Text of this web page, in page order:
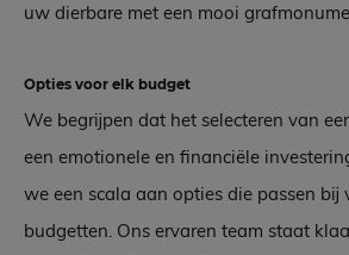
uw dierbare met een mooi
Opties voor elk budget
We begrijpen dat het selecteren van
een emotionele en financiële
we een scala aan opties die passen bij
budgetten. Ons ervaren team staat